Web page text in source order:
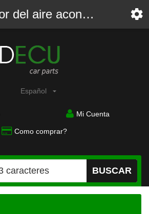
Español
Mi Cuenta
Como comprar?
BUSCAR
Controlador del aire acondicionado - ventilación